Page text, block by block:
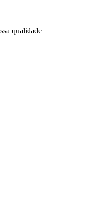
qualidade